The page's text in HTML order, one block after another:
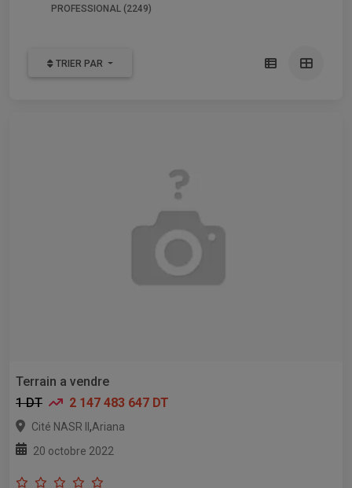
PROFESSIONAL (2249)
TRIER PAR
Terrain a vendre
1 DT
2 147 483 647 DT
Cité NASR II ,Ariana
20 octobre 2022